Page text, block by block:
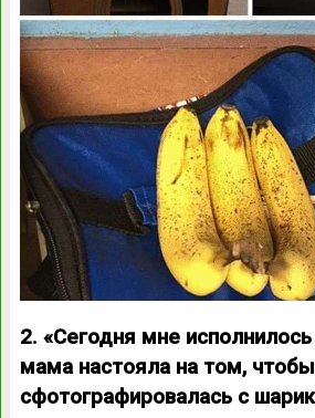
2. «Сегодня мне
мама настояла на том,
сфотографировалась с